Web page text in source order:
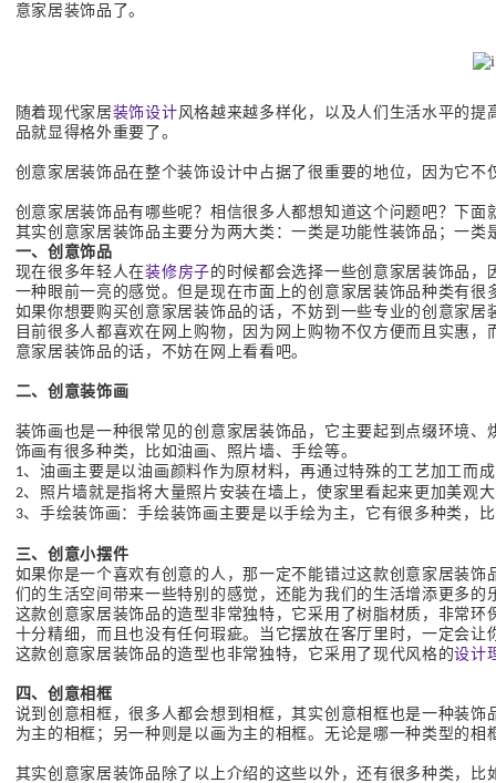
意家居装饰品了。
随着现代家居装饰设计风格越来越多样化，以及人们生活水平的
品就显得格外重要了。
创意家居装饰品在整个装饰设计中占据了很重要的地位，因为它
创意家居装饰品有哪些呢？相信很多人都想知道这个问题吧？下面
其实创意家居装饰品主要分为两大类：一类是功能性装饰品；一类
一、创意饰品
现在很多年轻人在装修房子的时候都会选择一些创意家居装饰品
一种眼前一亮的感觉。但是现在市面上的创意家居装饰品种类有
如果你想要购买创意家居装饰品的话，不妨到一些专业的创意家
目前很多人都喜欢在网上购物，因为网上购物不仅方便而且实惠
意家居装饰品的话，不妨在网上看看吧。
二、 创意装饰画
装饰画也是一种很常见的创意家居装饰品，它主要起到点缀环境
饰画有很多种类，比如油画、照片墙、手绘等。
1、油画主要是以油画颜料作为原材料，再通过特殊的工艺加工而
2、照片墙就是指将大量照片安装在墙上，使家里看起来更加美观
3、手绘装饰画：手绘装饰画主要是以手绘为主，它有很多种类，
三、创意小摆件
如果你是一个喜欢有创意的人，那一定不能错过这款创意家居装
们的生活空间带来一些特别的感觉，还能为我们的生活增添更多的
这款创意家居装饰品的造型非常独特，它采用了树脂材质，非常
十分精细，而且也没有任何瑕疵。当它摆放在客厅里时，一定会让
这款创意家居装饰品的造型也非常独特，它采用了现代风格的设计
四、创意相框
说到创意相框，很多人都会想到相框，其实创意相框也是一种装
为主的相框；另一种则是以画为主的相框。无论是哪一种类型的
其实创意家居装饰品除了以上介绍的这些以外，还有很多种类，